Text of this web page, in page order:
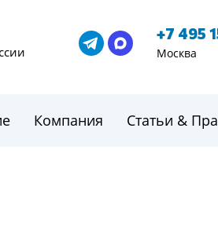
+7 495
Москва
Компания Статьи &